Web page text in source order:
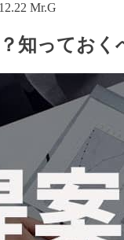
Mr.G
知っておく